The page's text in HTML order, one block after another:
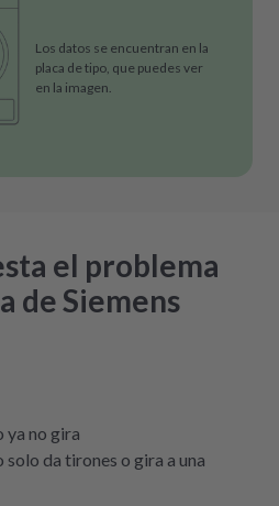
Los datos se encuentran en la
placa de tipo, que puedes ver
en la imagen.
el problema
de Siemens
ya no gira
da tirones o gira a una